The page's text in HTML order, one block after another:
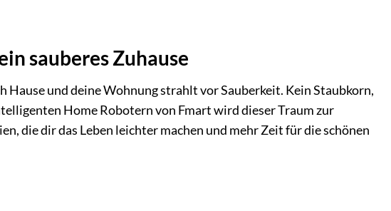
sauberes Zuhause
Hause und deine Wohnung strahlt vor Sauberkeit. Kein Staubkorn,
Home Robotern von Fmart wird dieser Traum zur
die dir das Leben leichter machen und mehr Zeit für die schönen